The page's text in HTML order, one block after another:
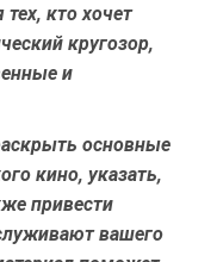
кто хочет
кругозор,
и
основные
кино, указать,
привести
вашего